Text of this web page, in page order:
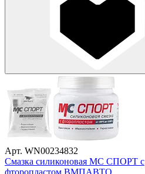
Арт. WN00234832
Смазка силиконовая МС СПОРТ с
фторопластом ВМПАВТО